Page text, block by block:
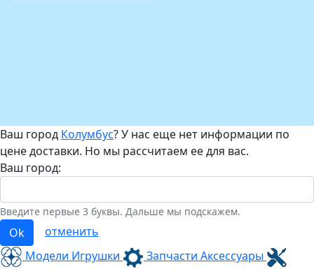
Ваш город Колумбус? У нас еще нет информации по
цене доставки. Но мы рассчитаем ее для вас.
Ваш город:
Введите первые 3 буквы. Дальше мы подскажем.
Ok
отменить
Модели Игрушки
Запчасти Аксессуары